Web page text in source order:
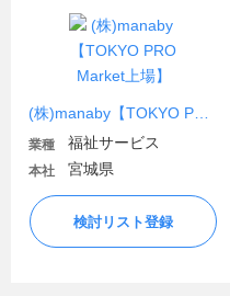
業種 福祉サービス
本社 宮城県
検討リスト登録